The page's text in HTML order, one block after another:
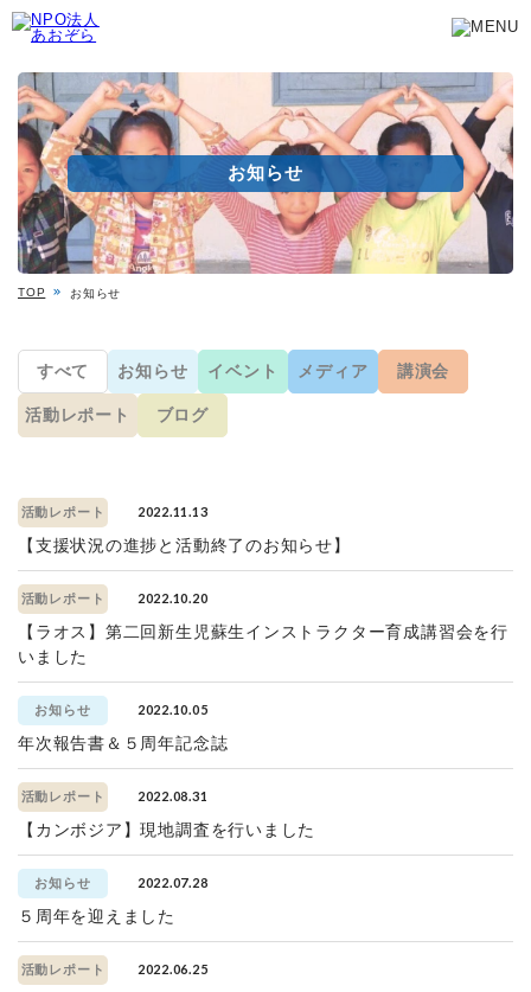
お知らせ
TOP お知らせ
すべて お知らせ イベント メディア 講演会
活動レポート ブログ
活動レポート 2022.11.13
【支援状況の進捗と活動終了のお知らせ】
活動レポート 2022.10.20
【ラオス】第二回新生児蘇生インストラクター育成講習会を行
いました
お知らせ 2022.10.05
年次報告書＆５周年記念誌
活動レポート 2022.08.31
【カンボジア】現地調査を行いました
お知らせ 2022.07.28
５周年を迎えました
活動レポート 2022.06.25